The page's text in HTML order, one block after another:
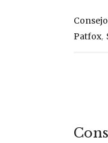
Patfox,